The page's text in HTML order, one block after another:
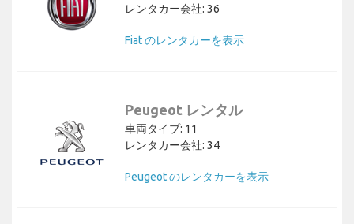
レンタカー会社: 36
Fiat のレンタカーを表示
Peugeot レンタル
車両タイプ: 11
レンタカー会社: 34
Peugeot のレンタカーを表示